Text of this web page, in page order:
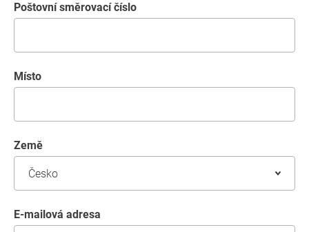
poštovní směrovací číslo
místo
země
E-mailová adresa